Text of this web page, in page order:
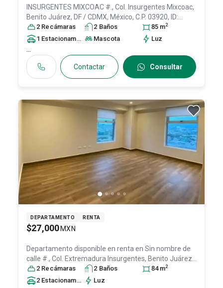
INSURGENTES MIXCOAC #., Col. Insurgentes Mixcoac,
Benito Juárez, DF / CDMX, México, C.P. 03920, ID:
28606427
2 Recámaras 2 Baños 85 m2
1 Estacionamiento Mascota Luz
...
Contactar Consultar
DEPARTAMENTO RENTA
$27,000 MXN
Departamento disponible en renta en Sin nombre de
calle #., Col. Extremadura Insurgentes, Benito Juárez
DF / CDMX, México, C.P. 03740 30013601
2 Recámaras 2 Baños 84 m2
2 Estacionamiento sLuz